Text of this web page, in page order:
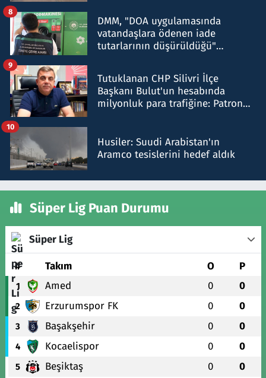
DMM, "DOA uygulamasında
vatandaşlara ödenen iade
tutarlarının düşürüldüğü"
8
Tutuklanan CHP Silivri İlçe
Başkanı Bulut'un hesabında
milyonluk para trafiğine: Patron
9
Husiler: Suudi Arabistan'ın
Aramco tesislerini hedef aldık
10
Süper Lig Puan Durumu
Süper Lig
# Takım O P
1 Amed 0 0
2 Erzurumspor FK 0 0
3 Başakşehir 0 0
4 Kocaelispor 0 0
5 Beşiktaş 0 0